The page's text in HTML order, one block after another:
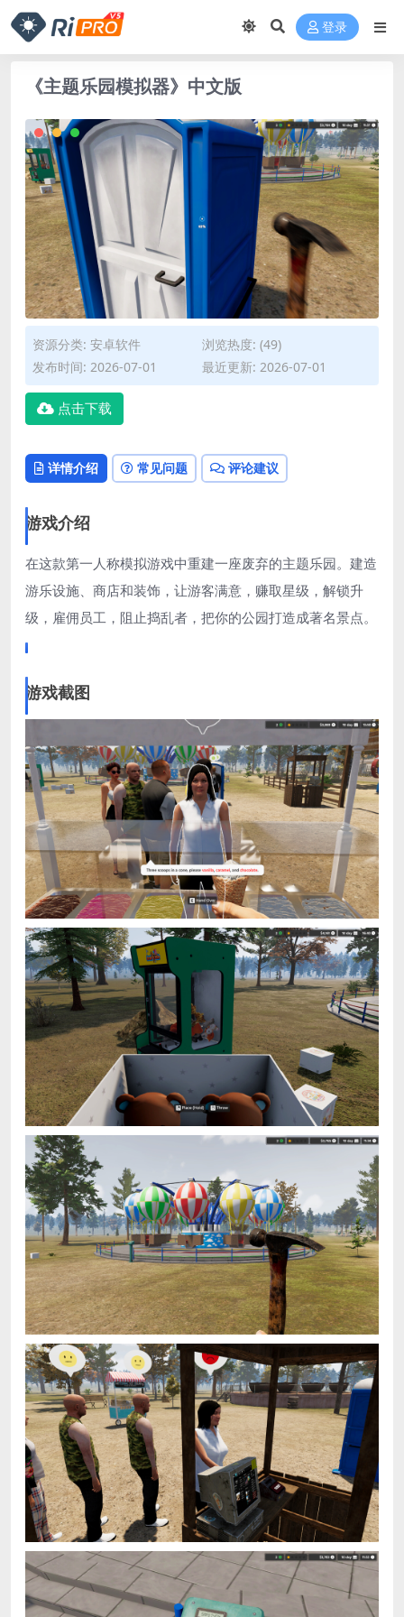
登录
《主题乐园模拟器》中文版
资源分类: 安卓软件
浏览热度: (49)
发布时间: 2026-07-01
最近更新: 2026-07-01
点击下载
详情介绍 常见问题 评论建议
游戏介绍
在这款第一人称模拟游戏中重建一座废弃的主题乐园。建造
游乐设施、商店和装饰，让游客满意，赚取星级，解锁升
级，雇佣员工，阻止捣乱者，把你的公园打造成著名景点。
游戏截图